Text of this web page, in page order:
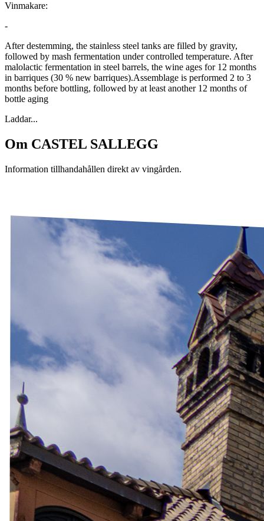
Vinmakare:
-
After destemming, the stainless steel tanks are filled by gravity,
followed by mash fermentation under controlled temperature. After
malolactic fermentation in steel barrels, the wine ages for 12 months
in barriques (30 % new barriques).Assemblage is performed 2 to 3
months before bottling, followed by at least another 12 months of
bottle aging
Laddar...
Om CASTEL SALLEGG
Information tillhandahållen direkt av vingården.